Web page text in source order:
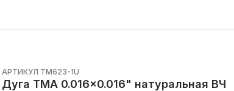
АРТИКУЛ TM623-1U
Дуга TMA 0.016x0.016" натуральная ВЧ